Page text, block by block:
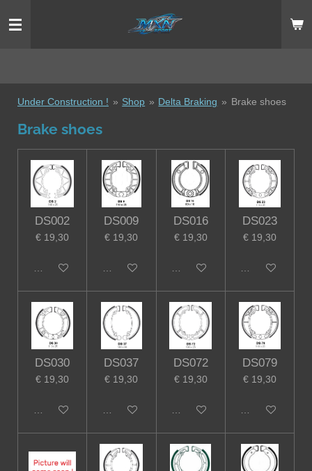
direct
Under Construction ! » Shop » Delta Braking » Brake shoes
Brake shoes
DS002
€ 19,30
In winkelwagen
DS009
€ 19,30
In winkelwagen
DS016
€ 19,30
In winkelwagen
DS023
€ 19,30
In winkelwagen
DS030
€ 19,30
In winkelwagen
DS037
€ 19,30
In winkelwagen
DS072
€ 19,30
In winkelwagen
DS079
€ 19,30
In winkelwagen